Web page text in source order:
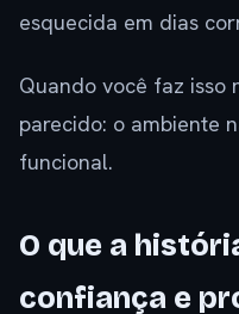
esquecida em dias
Quando você faz isso
parecido: o ambiente
funcional.
O que a
confiança e